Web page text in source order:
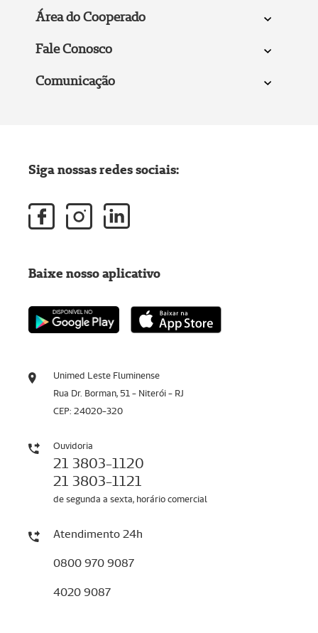
Área do Cooperado
Fale Conosco
Comunicação
Unimed Leste Fluminense
Rua Dr. Borman, 51 - Niterói - RJ
CEP: 24020-320
Ouvidoria
21 3803-1120
21 3803-1121
de segunda a sexta, horário comercial
Atendimento 24h
0800 970 9087
4020 9087
Siga nossas redes sociais:
Baixe nosso aplicativo